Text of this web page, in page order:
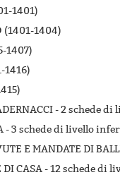
1401)
(1401-1404)
1407)
1416)
-2 schede di
-3 schede di livello
E MANDATE DI
DI CASA -12 schede di